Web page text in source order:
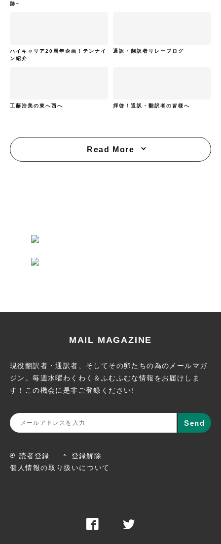
跡~
ハイキャリア20周年企画！テンナイ
ン紹介
通訳・翻訳者リレーブログ
工藤浩美の東へ西へ 拝啓！通訳・翻訳者の皆様へ
Read More
MAIL MAGAZINE
現役翻訳者・通訳者、そしてその卵たちの為のメールマガ
ジン。毎週水曜わくわく＆ふむふむな情報をお届けしま
す！この機会に 是非ご登録ください!
読者登録
登録解除
個人情報の取り扱いについて